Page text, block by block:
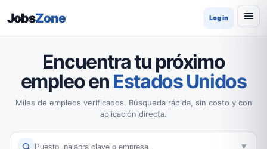
JobsZone Log in
Encuentra tu próximo
empleo en Estados Unidos
Miles de empleos verificados. Búsqueda rápida, sin costo y con
aplicación directa.